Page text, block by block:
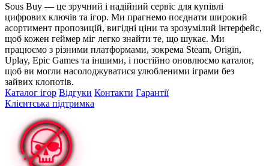
Sous Buy — це зручний і надійний сервіс для купівлі
цифрових ключів та ігор. Ми прагнемо поєднати широкий
асортимент пропозицій, вигідні ціни та зрозумілий інтерфейс,
щоб кожен геймер міг легко знайти те, що шукає. Ми
працюємо з різними платформами, зокрема Steam, Origin,
Uplay, Epic Games та іншими, і постійно оновлюємо каталог,
щоб ви могли насолоджуватися улюбленими іграми без
зайвих клопотів.
Каталог ігор Відгуки Контакти Гарантії
Клієнтська підтримка